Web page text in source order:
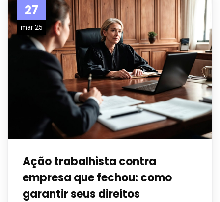
27
mar 25
Ação trabalhista contra
empresa que fechou: como
garantir seus direitos